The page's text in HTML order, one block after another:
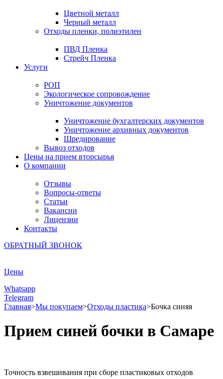
Цветной металл
Черный металл
Отходы пленки, полиэтилен
ПВД Пленка
Стрейч Пленка
Услуги
РОП
Экологическое сопровождение
Уничтожение документов
Уничтожение бухгалтерских документов
Уничтожение архивных документов
Шредирование
Вывоз отходов
Цены на прием вторсырья
О компании
Отзывы
Вопросы-ответы
Статьи
Вакансии
Лицензии
Контакты
ОБРАТНЫЙ ЗВОНОК
Цены
Whatsapp
Telegram
Главная>Мы покупаем>Отходы пластика>Бочка синяя
Прием синей бочки в Самаре
Точность взвешивания при сборе пластиковых отходов